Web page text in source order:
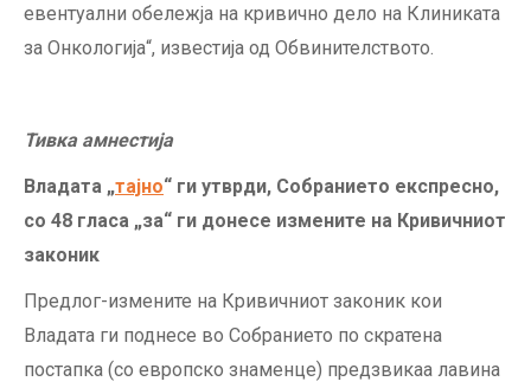
евентуални обележја на кривично дело на Клиниката
за Онкологија“, известија од Обвинителството.
Тивка амнестија
Владата „тајно“ ги утврди, Собранието експресно,
со 48 гласа „за“ ги донесе измените на Кривичниот
законик
Предлог-измените на Кривичниот законик кои
Владата ги поднесе во Собранието по скратена
постапка (со европско знаменце) предзвикаа лавина